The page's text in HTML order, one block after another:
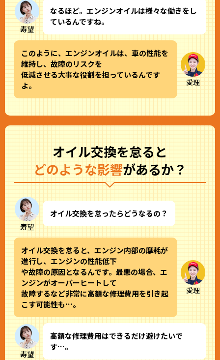
寿望
なるほど。エンジンオイルは様々な働きをし
ているんですね。
愛理
このように、エンジンオイルは、車の性能を
維持し、故障のリスクを
低減させる大事な役割を担っているんです
よ。
オイル交換を怠ると
どのような影響があるか？
寿望
オイル交換を怠ったらどうなるの？
愛理
オイル交換を怠ると、エンジン内部の摩耗が
進行し、エンジンの性能低下
や故障の原因となるんです。最悪の場合、エ
ンジンがオーバーヒートして
故障するなど非常に高額な修理費用を引き起
こす可能性も…。
寿望
高額な修理費用はできるだけ避けたいで
す…。